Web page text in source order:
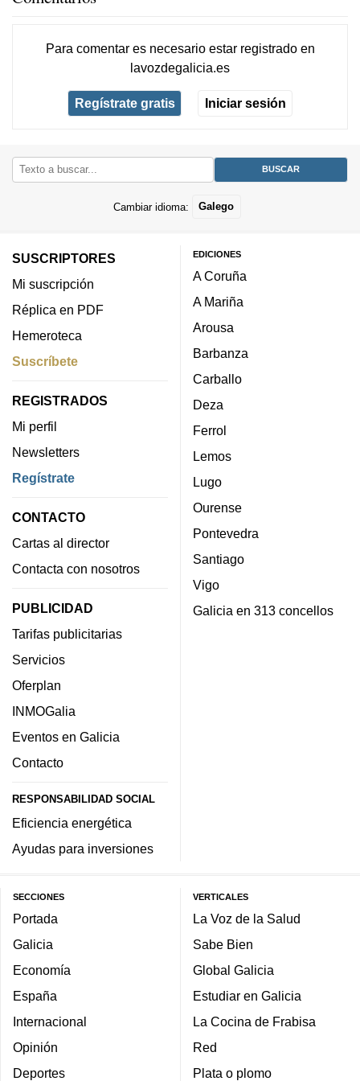
Para comentar es necesario estar registradoen
lavozdegalicia.es
Regístrate gratis Iniciar sesión
Cambiar idioma: Galego
SUSCRIPTORES
Mi suscripción
Réplica en PDF
Hemeroteca
Suscríbete
REGISTRADOS
Mi perfil
Newsletters
Regístrate
CONTACTO
Cartas al director
Contacta con nosotros
PUBLICIDAD
Tarifas publicitarias
Servicios
Oferplan
INMOGalia
Eventos en Galicia
Contacto
RESPONSABILIDAD SOCIAL
Eficiencia energética
Ayudas para inversiones
EDICIONES
A Coruña
A Mariña
Arousa
Barbanza
Carballo
Deza
Ferrol
Lemos
Lugo
Ourense
Pontevedra
Santiago
Vigo
Galicia en 313 concellos
SECCIONES
Portada
Galicia
Economía
España
Internacional
Opinión
Deportes
VERTICALES
La Voz de la Salud
Sabe Bien
Global Galicia
Estudiar en Galicia
La Cocina de Frabisa
Red
Plata o plomo